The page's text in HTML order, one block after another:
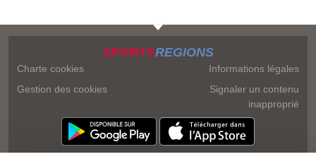
SPORTSREGIONS
Charte cookies
Gestion des cookies
Informations légales
Signaler un contenu
inapproprié